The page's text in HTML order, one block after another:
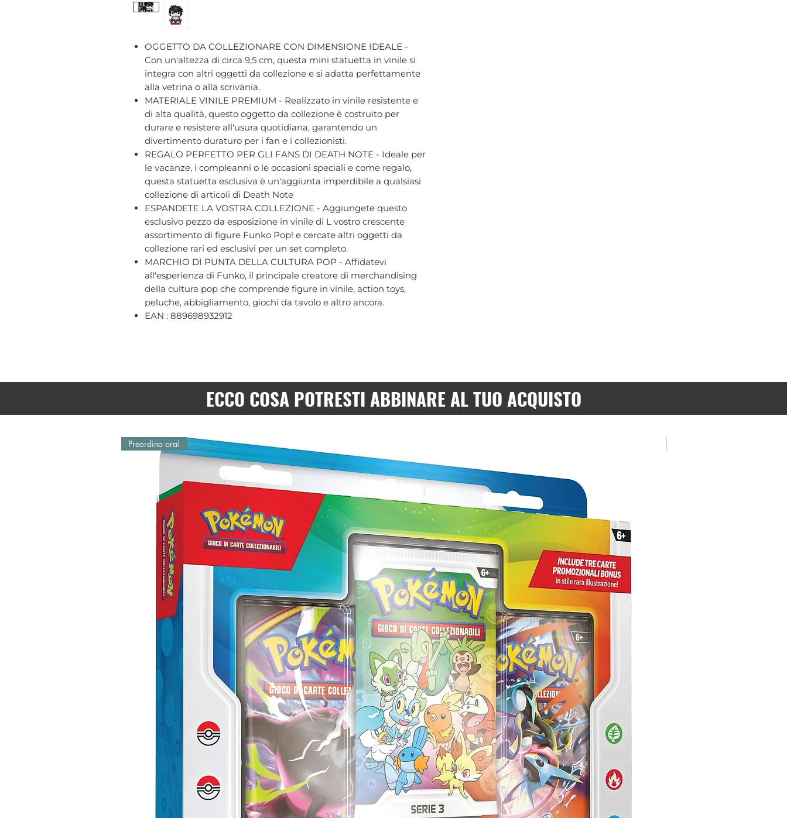
OGGETTO DA COLLEZIONARE CON DIMENSIONE IDEALE -
Con un'altezza di circa 9,5 cm, questa mini statuetta in vinile si
integra con altri oggetti da collezione e si adatta perfettamente
alla vetrina o alla scrivania.
MATERIALE VINILE PREMIUM - Realizzato in vinile resistente e
di alta qualità, questo oggetto da collezione è costruito per
durare e resistere all'usura quotidiana, garantendo un
divertimento duraturo per i fan e i collezionisti.
REGALO PERFETTO PER GLI FANS DI DEATH NOTE - Ideale per
le vacanze, i compleanni o le occasioni speciali e come regalo,
questa statuetta esclusiva è un'aggiunta imperdibile a qualsiasi
collezione di articoli di Death Note
ESPANDETE LA VOSTRA COLLEZIONE - Aggiungete questo
esclusivo pezzo da esposizione in vinile di L vostro crescente
assortimento di figure Funko Pop! e cercate altri oggetti da
collezione rari ed esclusivi per un set completo.
MARCHIO DI PUNTA DELLA CULTURA POP - Affidatevi
all'esperienza di Funko, il principale creatore di merchandising
della cultura pop che comprende figure in vinile, action toys,
peluche, abbigliamento, giochi da tavolo e altro ancora.
EAN : 889698932912
ECCO COSA POTRESTI ABBINARE AL TUO ACQUISTO
Preordina ora!